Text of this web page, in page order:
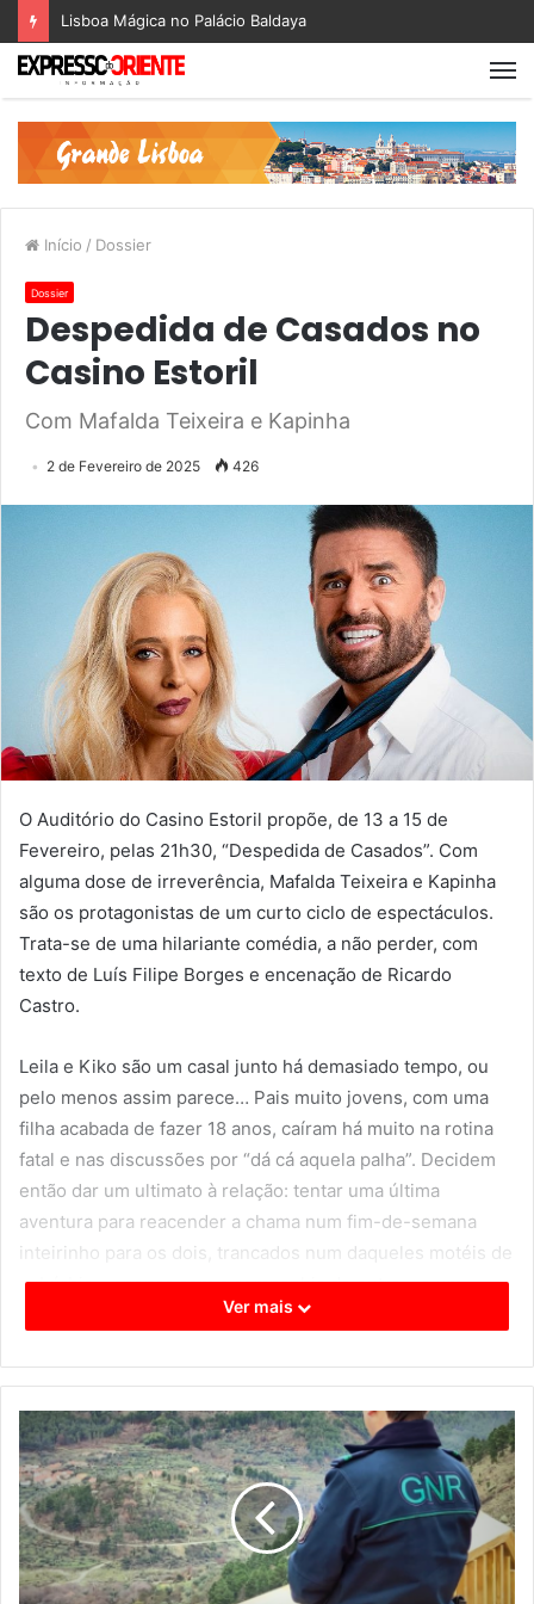
Lisboa Mágica no Palácio Baldaya
Início / Dossier
Dossier
Despedida de Casados no
Casino Estoril
Com Mafalda Teixeira e Kapinha
2 de Fevereiro de 2025 426
O Auditório do Casino Estoril propõe, de 13 a 15 de
Fevereiro, pelas 21h30, “Despedida de Casados”. Com
alguma dose de irreverência, Mafalda Teixeira e Kapinha
são os protagonistas de um curto ciclo de espectáculos.
Trata-se de uma hilariante comédia, a não perder, com
texto de Luís Filipe Borges e encenação de Ricardo
Castro.
Leila e Kiko são um casal junto há demasiado tempo, ou
pelo menos assim parece… Pais muito jovens, com uma
filha acabada de fazer 18 anos, caíram há muito na rotina
fatal e nas discussões por “dá cá aquela palha”. Decidem
então dar um ultimato à relação: tentar uma última
aventura para reacender a chama num fim-de-semana
inteirinho para os dois, trancados num daqueles motéis de
subúrbio – apenas com a companhia do outro …e um
passado de frustrações acumuladas.
Ver mais